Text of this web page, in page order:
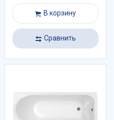
В корзину
Сравнить